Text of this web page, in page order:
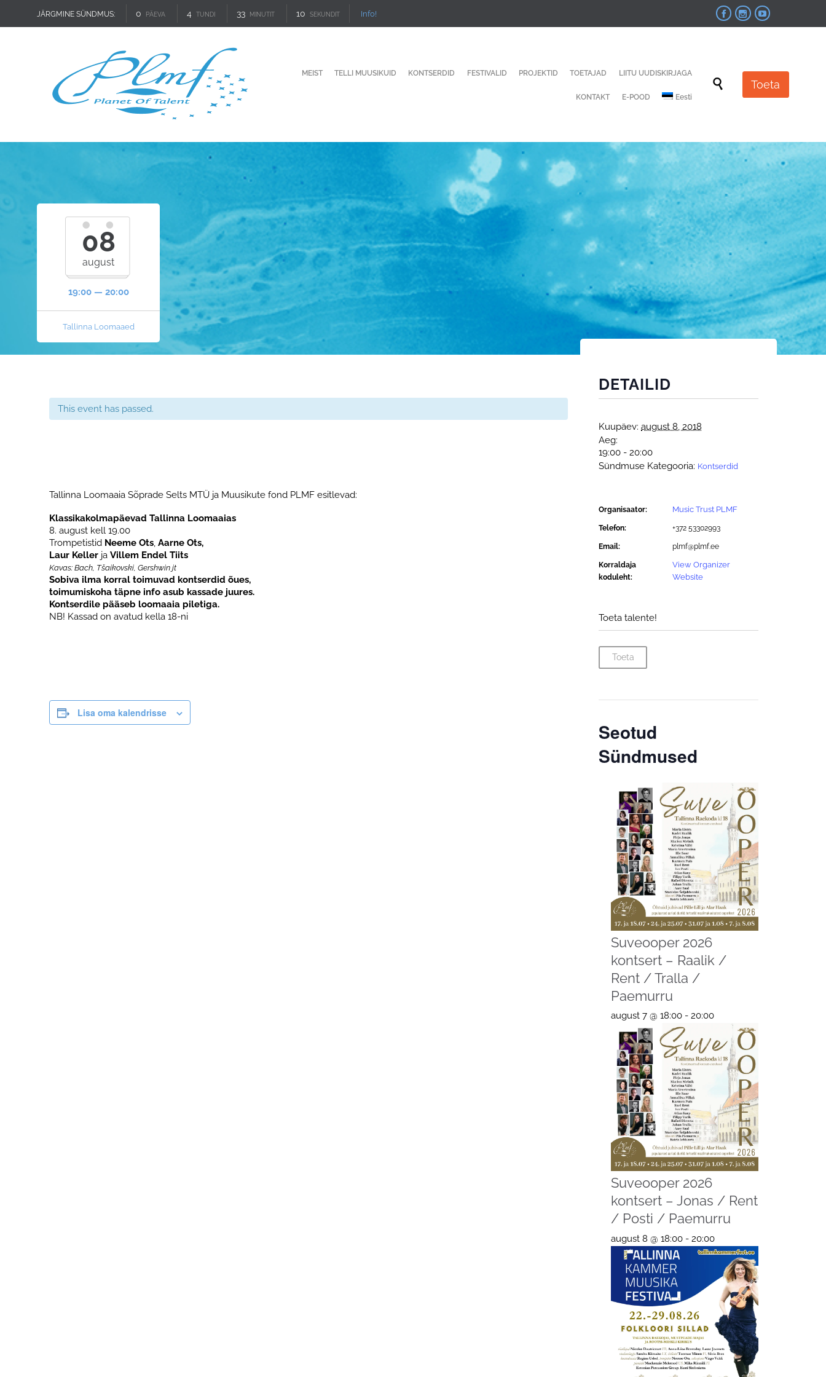
JÄRGMINE SÜNDMUS: 0 PÄEVA 4 TUNDI 33 MINUTIT 9 SEKUNDIT Info!   
content
MEIST TELLI MUUSIKUID KONTSERDID FESTIVALID PROJEKTID TOETAJAD LIITU UUDISKIRJAGA
KONTAKT E-POOD Eesti
 Toeta
08
august
19:00 — 20:00
Tallinna Loomaaed
This event has passed.
Tallinna Loomaaia Sõprade Selts MTÜ ja Muusikute fond PLMF esitlevad:
Klassikakolmapäevad Tallinna Loomaaias
8. august kell 19.00
Trompetistid Neeme Ots, Aarne Ots,
Laur Keller ja Villem Endel Tiits
Kavas: Bach, Tšaikovski, Gershwin jt
Sobiva ilma korral toimuvad kontserdid õues,
toimumiskoha täpne info asub kassade juures.
Kontserdile pääseb loomaaia piletiga.
NB! Kassad on avatud kella 18-ni
Lisa oma kalendrisse
DETAILID
Kuupäev: august 8, 2018
Aeg:
19:00 - 20:00
Sündmuse Kategooria: Kontserdid
Organisaator: Music Trust PLMF
Telefon: +372 53302993
Email: plmf@plmf.ee
Korraldaja
koduleht:
View Organizer
Website
Toeta talente!
Toeta
Seotud
Sündmused
Suveooper 2026
kontsert – Raalik /
Rent / Tralla /
Paemurru
august 7 @ 18:00- 20:00
Suveooper 2026
kontsert – Jonas / Rent
/ Posti / Paemurru
august 8 @ 18:00- 20:00